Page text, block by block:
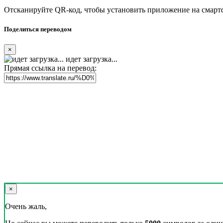
Отсканируйте QR-код, чтобы установить приложение на
Поделиться переводом
×
идет загрузка...
Прямая ссылка на перевод:
×
Очень жаль,